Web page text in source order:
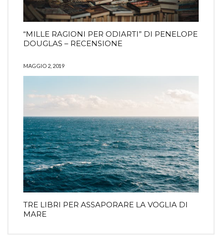
“MILLE RAGIONI PER ODIARTI” DI PENELOPE
DOUGLAS – RECENSIONE
MAGGIO 2, 2019
TRE LIBRI PER ASSAPORARE LA VOGLIA DI
MARE